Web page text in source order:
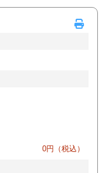
0円（税込）